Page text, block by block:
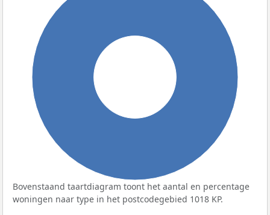
Bovenstaand taartdiagram toont het aantal en percentage
woningen naar type in het postcodegebied 1018 KP.